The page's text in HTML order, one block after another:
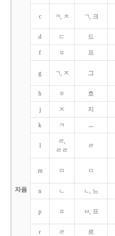
자음
c ㅋ, ㅊ ㄱ, 크
d ㄷ 드
f ㅍ 프
g ㄱ, ㅈ 그
h ㅎ 흐
j ㅈ 지
k ㅋ ㅡ
l
ㄹ,
ㄹㄹ
ㄹ
m ㅁ ㅁ
n ㄴ ㄴ, 느
p ㅍ ㅂ, 프
r ㄹ 르